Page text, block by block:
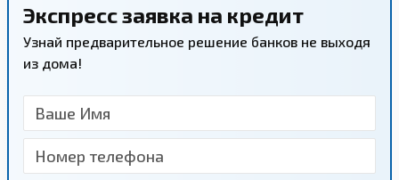
Экспресс заявка на кредит
Узнай предварительное решение банков не выходя
из дома!